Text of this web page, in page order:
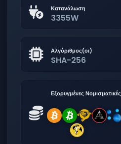
Κατανάλωση
3355W
Αλγόριθμος(οι)
SHA-256
Εξορυγμένες Νομισματικές